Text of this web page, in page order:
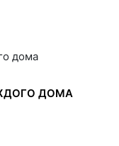
ДОМА